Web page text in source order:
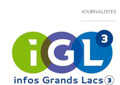
content
JOURNALISTES